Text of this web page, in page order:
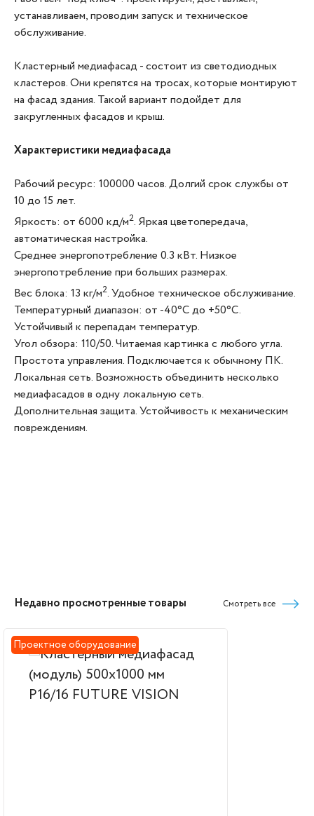
устанавливаем, проводим запуск и техническое
обслуживание.
Кластерный медиафасад - состоит из светодиодных
кластеров. Они крепятся на тросах, которые монтируют
на фасад здания. Такой вариант подойдет для
закругленных фасадов и крыш.
Характеристики медиафасада
Рабочий ресурс: 100000 часов. Долгий срок службы от
10 до 15 лет.
Яркость: от 6000 кд/м2. Яркая цветопередача,
автоматическая настройка.
Среднее энергопотребление 0.3 кВт. Низкое
энергопотребление при больших размерах.
Вес блока: 13 кг/м2. Удобное техническое обслуживание.
Температурный диапазон: от -40°С до +50°С.
Устойчивый к перепадам температур.
Угол обзора: 110/50. Читаемая картинка с любого угла.
Простота управления. Подключается к обычному ПК.
Локальная сеть. Возможность объединить несколько
медиафасадов в одну локальную сеть.
Дополнительная защита. Устойчивость к механическим
повреждениям.
Недавно просмотренные товары Смотреть все
Проектное оборудование